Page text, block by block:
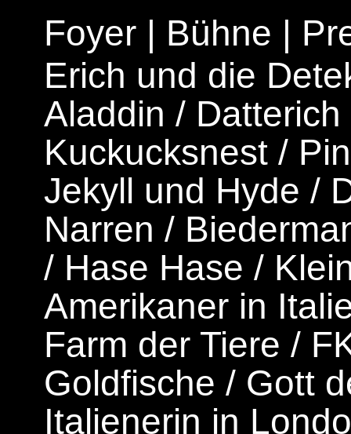
Foyer | Bühne |
Erich und die
Aladdin / Datterich
Kuckucksnest /
Jekyll und Hyde /
Narren/
/ Hase Hase /
Amerikaner in
Farm der Tiere /
Goldfische / Gott
Italienerin in